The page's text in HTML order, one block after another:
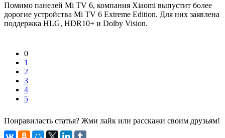
Помимо панелей Mi TV 6, компания Xiaomi выпустит более
дорогие устройства Mi TV 6 Extreme Edition. Для них заявлена
поддержка HLG, HDR10+ и Dolby Vision.
0
1
2
3
4
5
Понравиласть статья? Жми лайк или расскажи своим друзьям!